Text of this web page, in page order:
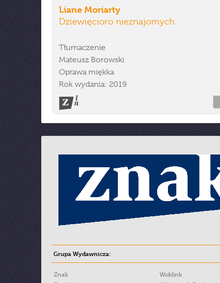
Liane Moriarty
Dziewięcioro nieznajomych
Tłumaczenie
Mateusz Borowski
Oprawa miękka
Rok wydania: 2019
Grupa Wydawnicza:
Znak
Woblink